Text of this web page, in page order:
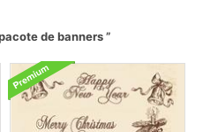
de banners